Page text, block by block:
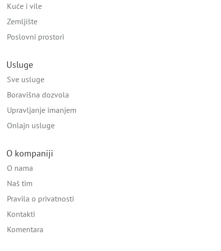
Kuće i vile
Zemljište
Poslovni prostori
Usluge
Sve usluge
Boravišna dozvola
Upravljanje imanjem
Onlajn usluge
O kompaniji
O nama
Naš tim
Pravila o privatnosti
Kontakti
Komentara